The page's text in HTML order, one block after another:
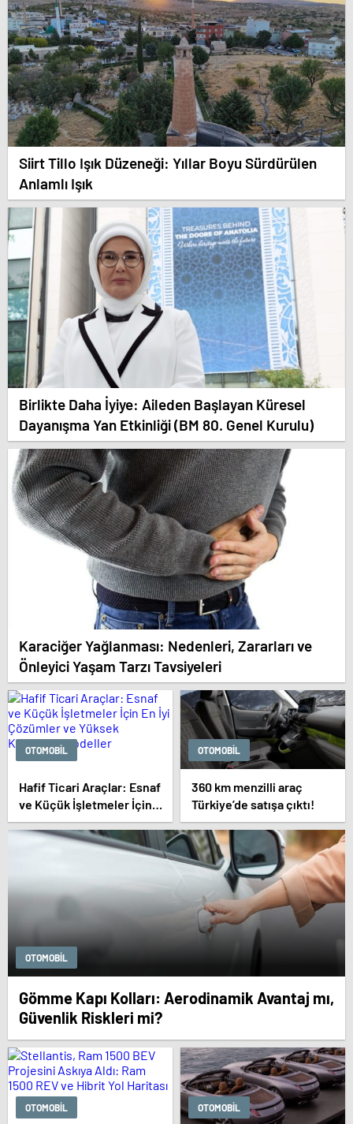
Siirt Tillo Işık Düzeneği: Yıllar Boyu Sürdürülen
Anlamlı Işık
Birlikte Daha İyiye: Aileden Başlayan Küresel
Dayanışma Yan Etkinliği (BM 80. Genel Kurulu)
Karaciğer Yağlanması: Nedenleri, Zararları ve
Önleyici Yaşam Tarzı Tavsiyeleri
OTOMOBIL
Hafif Ticari Araçlar: Esnaf
ve Küçük İşletmeler İçin
En İyi Çözümler ve Yüksek
Kapasiteli Modeller
OTOMOBIL
360 km menzilli araç
Türkiye’de satışa çıktı!
OTOMOBIL
Gömme Kapı Kolları: Aerodinamik Avantaj mı,
Güvenlik Riskleri mi?
OTOMOBIL OTOMOBIL